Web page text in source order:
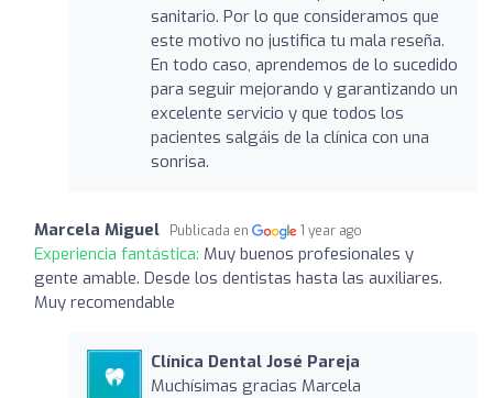
sanitario. Por lo que consideramos que
este motivo no justifica tu mala reseña.
En todo caso, aprendemos de lo sucedido
para seguir mejorando y garantizando un
excelente servicio y que todos los
pacientes salgáis de la clínica con una
sonrisa.
Marcela Miguel Publicada en 1 year ago
Experiencia fantástica: Muy buenos profesionales y
gente amable. Desde los dentistas hasta las auxiliares.
Muy recomendable
Clínica Dental José Pareja
Muchísimas gracias Marcela